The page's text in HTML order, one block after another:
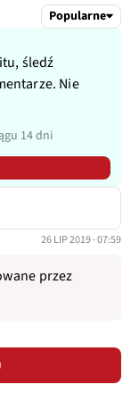
Popularne
śledź
Nie
14 dni
26 LIP 2019 · 07:59
przez